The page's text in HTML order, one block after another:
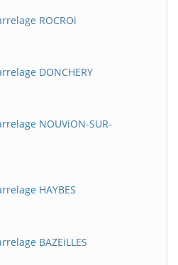
ROCROi
DONCHERY
NOUViON-SUR-
HAYBES
BAZEiLLES